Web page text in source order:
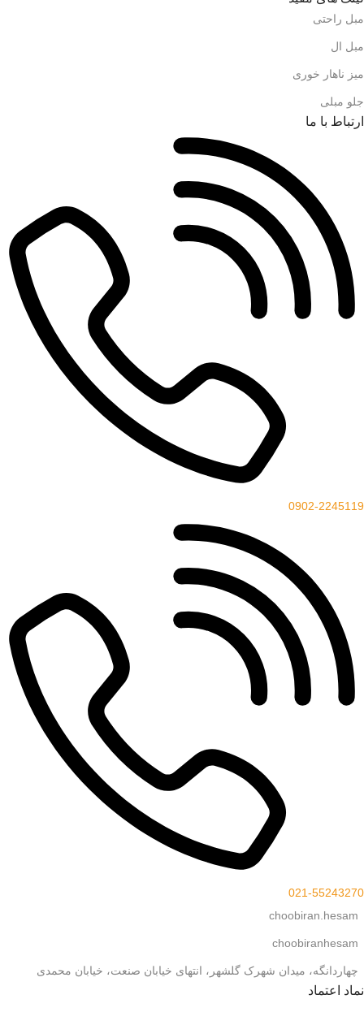
مبل راحتی
مبل ال
میز ناهار خوری
جلو مبلی
ارتباط با ما
0902-2245119
021-55243270
choobiran.hesam
choobiranhesam
چهاردانگه، میدان شهرک گلشهر، انتهای خیابان صنعت، خیابان محمدی
نماد اعتماد